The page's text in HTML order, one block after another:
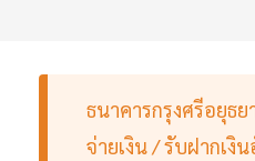
ธนาคารกรุงศรีอยุธ
จ่ายเงิน / รับฝากเงิ